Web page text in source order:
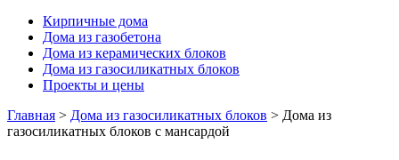
Кирпичные дома
Дома из газобетона
Дома из керамических блоков
Дома из газосиликатных блоков
Проекты и цены
Главная > Дома из газосиликатных блоков > Дома из
газосиликатных блоков с мансардой